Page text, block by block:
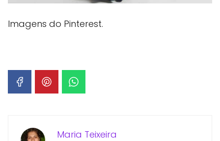
Imagens do Pinterest.
Maria Teixeira